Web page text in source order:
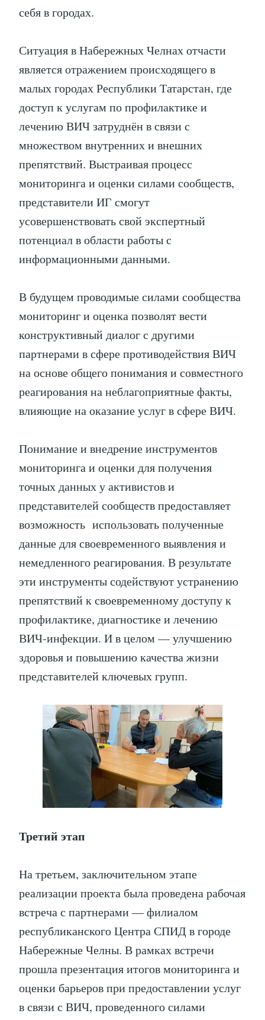
себя в городах.
Ситуация в Набережных Челнах отчасти
является отражением происходящего в
малых городах Республики Татарстан, где
доступ к услугам по профилактике и
лечению ВИЧ затруднён в связи с
множеством внутренних и внешних
препятствий. Выстраивая процесс
мониторинга и оценки силами сообществ,
представители ИГ смогут
усовершенствовать свой экспертный
потенциал в области работы с
информационными данными.
В будущем проводимые силами сообщества
мониторинг и оценка позволят вести
конструктивный диалог с другими
партнерами в сфере противодействия ВИЧ
на основе общего понимания и совместного
реагирования на неблагоприятные факты,
влияющие на оказание услуг в сфере ВИЧ.
Понимание и внедрение инструментов
мониторинга и оценки для получения
точных данных у активистов и
представителей сообществ предоставляет
возможность использовать полученные
данные для своевременного выявления и
немедленного реагирования. В результате
эти инструменты содействуют устранению
препятствий к своевременному доступу к
профилактике, диагностике и лечению
ВИЧ-инфекции. И в целом — улучшению
здоровья и повышению качества жизни
представителей ключевых групп.
Третий этап
На третьем, заключительном этапе
реализации проекта была проведена рабочая
встреча с партнерами — филиалом
республиканского Центра СПИД в городе
Набережные Челны. В рамках встречи
прошла презентация итогов мониторинга и
оценки барьеров при предоставлении услуг
в связи с ВИЧ, проведенного силами